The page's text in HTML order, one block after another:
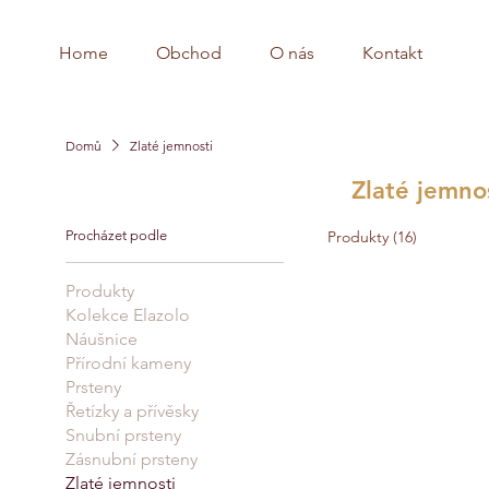
Home Obchod O nás Kontakt
Domů Zlaté jemnosti
Zlaté
Procházet podle
Produkty
Kolekce Elazolo
Náušnice
Přírodní kameny
Prsteny
Řetízky a přívěsky
Snubní prsteny
Zásnubní prsteny
Zlaté jemnosti
Produkty (16)